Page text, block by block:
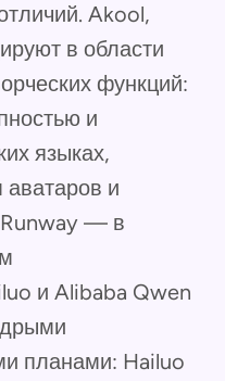
Akool,
в области
функций:
и
языках,
и
— в
и Alibaba Qwen
планами: Hailuo